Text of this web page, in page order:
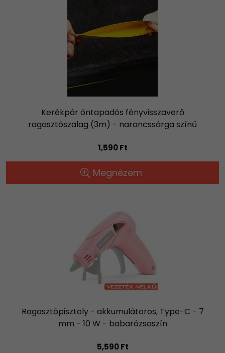
Kerékpár öntapadós fényvisszaverő
ragasztószalag (3m) - narancssárga színű
1,590 Ft
Megnézem
Ragasztópisztoly - akkumulátoros, Type-C - 7
mm - 10 W - babarózsaszín
5,590 Ft